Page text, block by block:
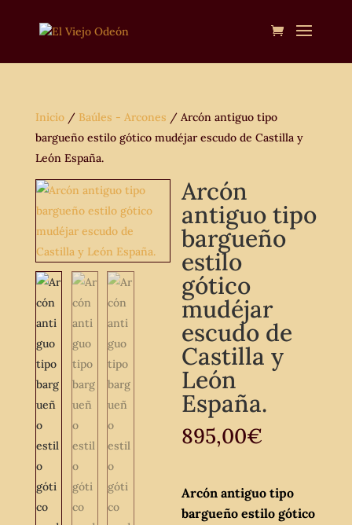
Inicio/ Baúles - Arcones / Arcón antiguo tipo
bargueño estilo gótico mudéjar escudo de Castilla y
León España.
Arcón
antiguo tipo
bargueño
estilo
gótico
mudéjar
escudo de
Castilla y
León
España.
895,00€
Arcón antiguo tipo
bargueño estilo gótico